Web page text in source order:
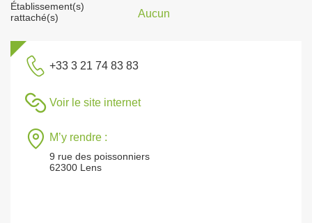
Établissement(s)
rattaché(s)
Aucun
+33 3 21 74 83 83
Voir le site internet
M’y rendre :
9 rue des poissonniers
62300 Lens